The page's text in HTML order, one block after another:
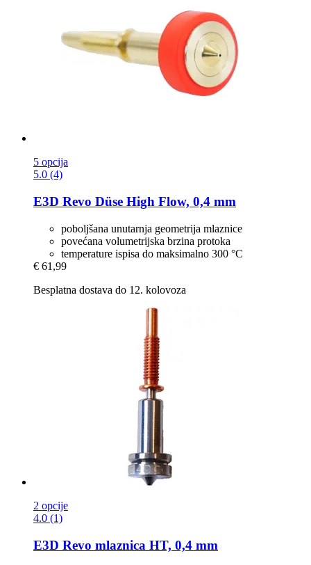
5 opcija
5.0 (4)
E3D Revo Düse High Flow, 0,4 mm
poboljšana unutarnja geometrija mlaznice
povećana volumetrijska brzina protoka
temperature ispisa do maksimalno 300 °C
€ 61,99
Besplatna dostava do 12. kolovoza
2 opcije
4.0 (1)
E3D Revo mlaznica HT, 0,4 mm